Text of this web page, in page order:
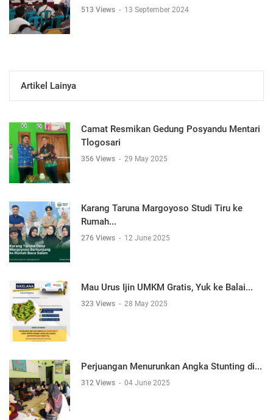
513 Views - 13 September 2024
Artikel Lainya
Camat Resmikan Gedung Posyandu Mentari
Tlogosari
356 Views - 29 May 2025
Karang Taruna Margoyoso Studi Tiru ke
Rumah...
276 Views - 12 June 2025
Mau Urus Ijin UMKM Gratis, Yuk ke Balai...
323 Views - 28 May 2025
Perjuangan Menurunkan Angka Stunting di...
312 Views - 04 June 2025